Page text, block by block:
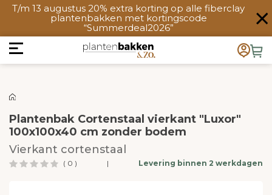
T/m 13 augustus 20% extra korting op alle fiberclay
plantenbakken met kortingscode
“Summerdeal2026”
Plantenbak Cortenstaal vierkant "Luxor"
100x100x40 cm zonder bodem
Vierkant cortenstaal
( 0 ) | Levering binnen 2 werkdagen